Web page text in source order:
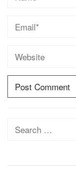
Search